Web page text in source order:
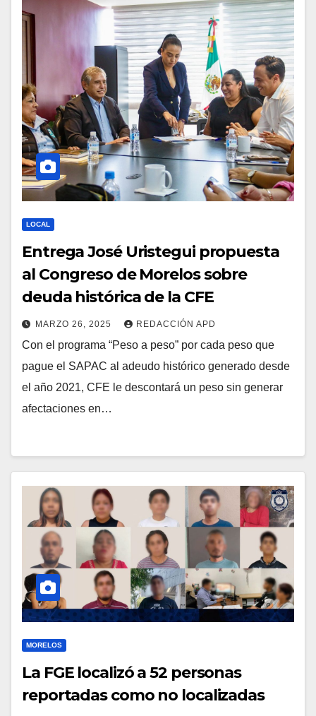
LOCAL
Entrega José Uristegui propuesta
al Congreso de Morelos sobre
deuda histórica de la CFE
MARZO 26, 2025 REDACCIÓN APD
Con el programa “Peso a peso” por cada peso que
pague el SAPAC al adeudo histórico generado desde
el año 2021, CFE le descontará un peso sin generar
afectaciones en…
MORELOS
La FGE localizó a 52 personas
reportadas como no localizadas